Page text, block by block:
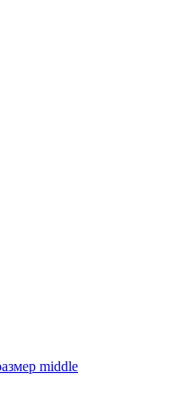
middle